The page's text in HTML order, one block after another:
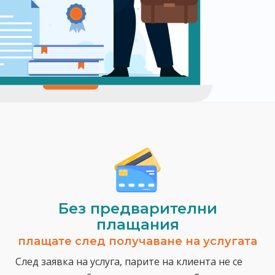
Без предварителни
плащания
плащате след получаване на услугата
След заявка на услуга, парите на клиента не се